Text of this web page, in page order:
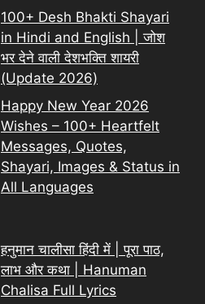
100+ Desh Bhakti Shayari
in Hindi and English | जोश
भर देने वाली देशभक्ति शायरी
(Update 2026)
Happy New Year 2026
Wishes – 100+ Heartfelt
Messages, Quotes,
Shayari, Images & Status in
All Languages
हनुमान चालीसा हिंदी में | पूरा पाठ,
लाभ और कथा | Hanuman
Chalisa Full Lyrics